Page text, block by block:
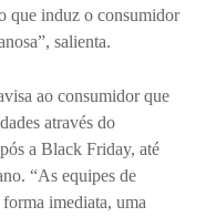
que induz o consumidor
salienta.
ao consumidor que
através do
a Black Friday, até
“As equipes de
imediata, uma